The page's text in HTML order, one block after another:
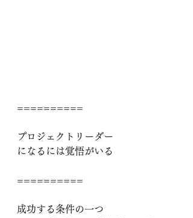
==========
プロジェクトリーダー
になるには覚悟がいる
==========
成功する条件の一つ